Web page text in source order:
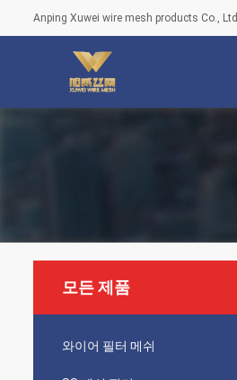
Anping Xuwei wire mesh products Co., Ltd
모든 제품
와이어 필터 메쉬